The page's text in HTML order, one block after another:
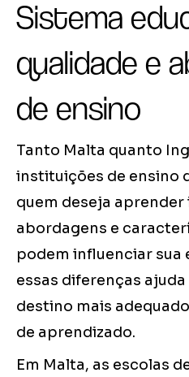
Sistema
qualidade e
de ensino
Tanto Malta quanto
instituições de ensino
quem deseja aprender
abordagens e
podem influenciar sua
essas diferenças
destino mais
de aprendizado.
Em Malta, as escolas